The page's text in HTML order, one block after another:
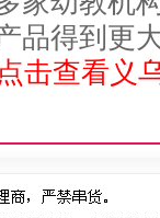
品得到更
点击查看义